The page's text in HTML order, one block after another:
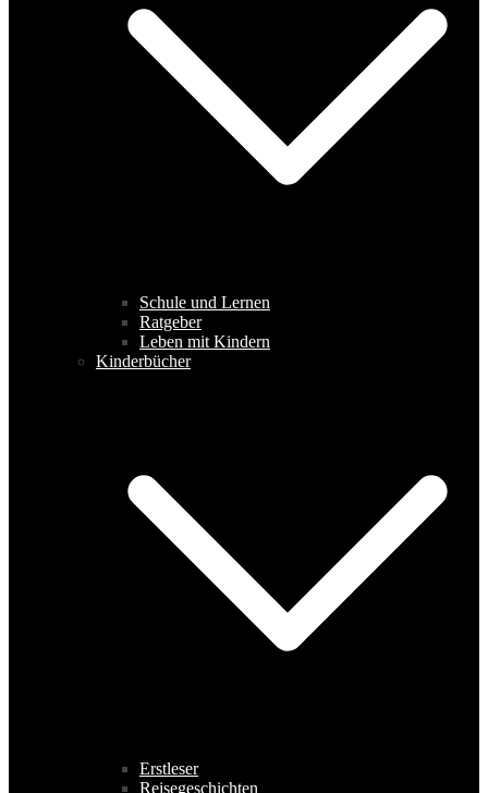
Schule und Lernen
Ratgeber
Leben mit Kindern
Kinderbücher
Erstleser
Reisegeschichten